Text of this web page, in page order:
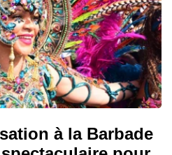
à la Barbade